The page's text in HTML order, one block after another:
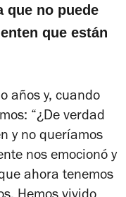
que no puede
que están
años y, cuando
“¿De verdad
y no queríamos
nos emocionó y
ahora tenemos